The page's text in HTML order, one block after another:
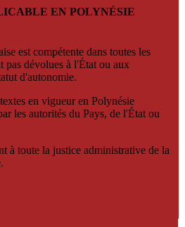
EN POLYNÉSIE
est compétente dans toutes les
pas dévolues à l'État ou aux
d'autonomie.
en vigueur en Polynésie
les autorités du Pays, de l'État ou
à toute la justice administrative de la